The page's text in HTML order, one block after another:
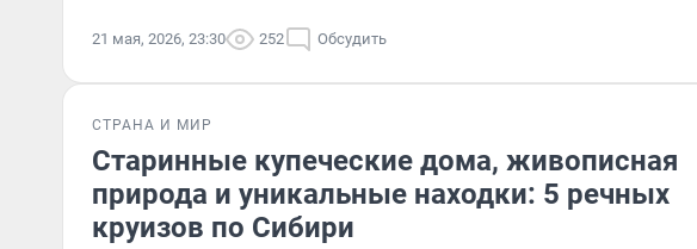
21 мая, 2026, 23:30 252 Обсудить
СТРАНА И МИР
Старинные купеческие дома, живописная
природа и уникальные находки: 5 речных
круизов по Сибири